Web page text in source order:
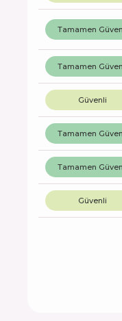
Tamamen
Tamamen
Güvenli
Tamamen
Tamamen
Güvenli